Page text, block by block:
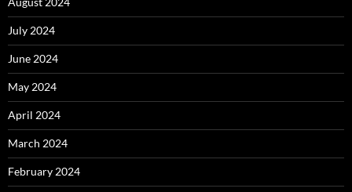
July 2024
June 2024
May 2024
April 2024
March 2024
February 2024